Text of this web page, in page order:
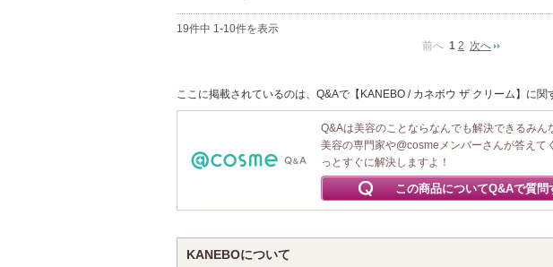
19件中 1-10件を表示
前へ 1 2 次へ
ここに掲載されているのは、Q&Aで【KANEBO / カネボウ ザ クリーム】に関
Q&Aは美容のことならなんでも解決できるみん
美容の専門家や@cosmeメンバーさんが答えて
っとすぐに解決しますよ！
この商品についてQ&Aで質問
KANEBOについて